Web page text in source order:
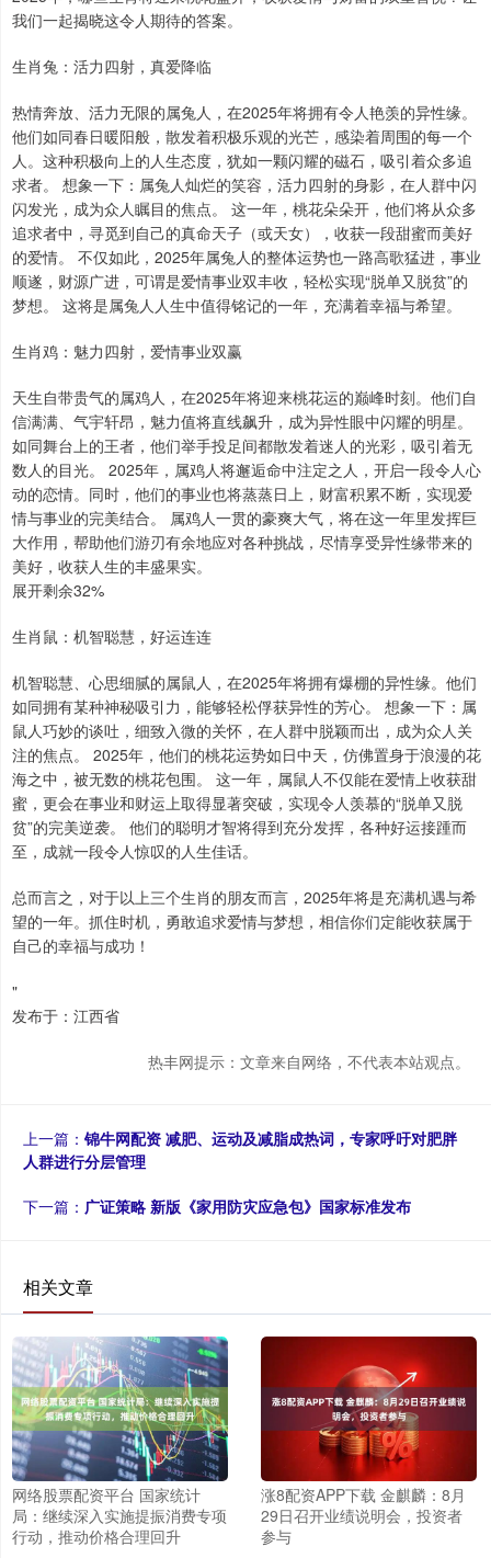
我们一起揭晓这令人期待的答案。
生肖兔：活力四射，真爱降临
热情奔放、活力无限的属兔人，在2025年将拥有令人艳羡的异性缘。
他们如同春日暖阳般，散发着积极乐观的光芒，感染着周围的每一个
人。这种积极向上的人生态度，犹如一颗闪耀的磁石，吸引着众多追
求者。 想象一下：属兔人灿烂的笑容，活力四射的身影，在人群中闪
闪发光，成为众人瞩目的焦点。 这一年，桃花朵朵开，他们将从众多
追求者中，寻觅到自己的真命天子（或天女），收获一段甜蜜而美好
的爱情。 不仅如此，2025年属兔人的整体运势也一路高歌猛进，事业
顺遂，财源广进，可谓是爱情事业双丰收，轻松实现“脱单又脱贫”的
梦想。 这将是属兔人人生中值得铭记的一年，充满着幸福与希望。
生肖鸡：魅力四射，爱情事业双赢
天生自带贵气的属鸡人，在2025年将迎来桃花运的巅峰时刻。他们自
信满满、气宇轩昂，魅力值将直线飙升，成为异性眼中闪耀的明星。
如同舞台上的王者，他们举手投足间都散发着迷人的光彩，吸引着无
数人的目光。 2025年，属鸡人将邂逅命中注定之人，开启一段令人心
动的恋情。同时，他们的事业也将蒸蒸日上，财富积累不断，实现爱
情与事业的完美结合。 属鸡人一贯的豪爽大气，将在这一年里发挥巨
大作用，帮助他们游刃有余地应对各种挑战，尽情享受异性缘带来的
美好，收获人生的丰盛果实。
展开剩余32%
生肖鼠：机智聪慧，好运连连
机智聪慧、心思细腻的属鼠人，在2025年将拥有爆棚的异性缘。他们
如同拥有某种神秘吸引力，能够轻松俘获异性的芳心。 想象一下：属
鼠人巧妙的谈吐，细致入微的关怀，在人群中脱颖而出，成为众人关
注的焦点。 2025年，他们的桃花运势如日中天，仿佛置身于浪漫的花
海之中，被无数的桃花包围。 这一年，属鼠人不仅能在爱情上收获甜
蜜，更会在事业和财运上取得显著突破，实现令人羡慕的“脱单又脱
贫”的完美逆袭。 他们的聪明才智将得到充分发挥，各种好运接踵而
至，成就一段令人惊叹的人生佳话。
总而言之，对于以上三个生肖的朋友而言，2025年将是充满机遇与希
望的一年。抓住时机，勇敢追求爱情与梦想，相信你们定能收获属于
自己的幸福与成功！
"
发布于：江西省
热丰网提示：文章来自网络，不代表本站观点。
上一篇： 锦牛网配资 减肥、运动及减脂成热词，专家呼吁对肥胖
人群进行分层管理
下一篇： 广证策略 新版《家用防灾应急包》国家标准发布
相关文章
网络股票配资平台 国家统计
局：继续深入实施提振消费专项
行动，推动价格合理回升
涨8配资APP下载 金麒麟：8月
29日召开业绩说明会，投资者
参与